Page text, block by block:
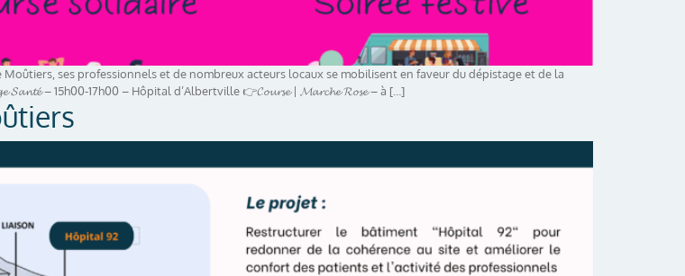
ses professionnels et de nombreux acteurs locaux se mobilisent en faveur du dépistage et de la
– 15h00-17h00 – Hôpital d’Albertville 👉𝓒𝓸𝓾𝓻𝓼𝓮 | 𝓜𝓪𝓻𝓬𝓱𝓮 𝓡𝓸𝓼𝓮 – à […]